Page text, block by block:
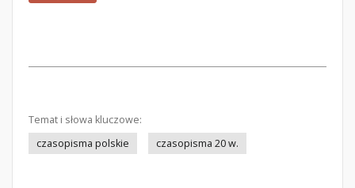
Temat i słowa kluczowe:
czasopisma polskie
czasopisma 20 w.